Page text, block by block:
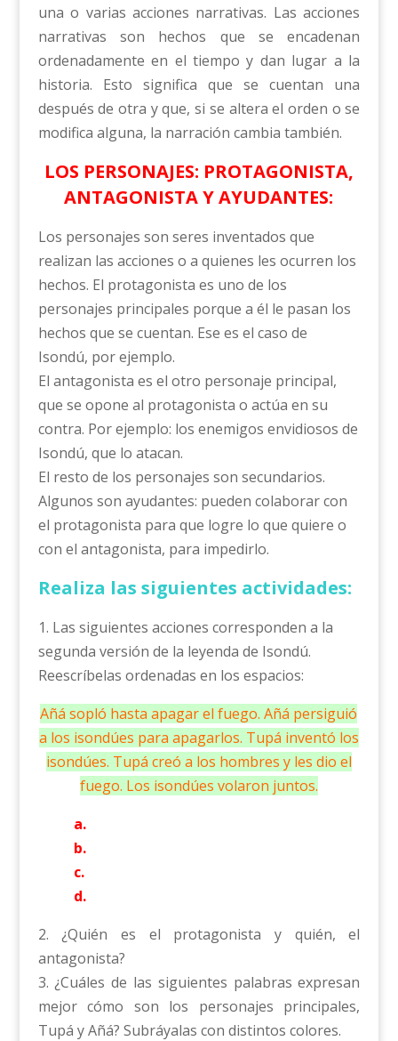
una o varias acciones narrativas. Las acciones
narrativas son hechos que se encadenan
ordenadamente en el tiempo y dan lugar a la
historia. Esto significa que se cuentan una
después de otra y que, si se altera el orden o se
modifica alguna, la narración cambia también.
LOS PERSONAJES: PROTAGONISTA,
ANTAGONISTA Y AYUDANTES:
Los personajes son seres inventados que
realizan las acciones o a quienes les ocurren los
hechos. El protagonista es uno de los
personajes principales porque a él le pasan los
hechos que se cuentan. Ese es el caso de
Isondú, por ejemplo.
El antagonista es el otro personaje principal,
que se opone al protagonista o actúa en su
contra. Por ejemplo: los enemigos envidiosos de
Isondú, que lo atacan.
El resto de los personajes son secundarios.
Algunos son ayudantes: pueden colaborar con
el protagonista para que logre lo que quiere o
con el antagonista, para impedirlo.
Realiza las siguientes actividades:
1. Las siguientes acciones corresponden a la
segunda versión de la leyenda de Isondú.
Reescríbelas ordenadas en los espacios:
Añá sopló hasta apagar el fuego. Añá persiguió
a los isondúes para apagarlos. Tupá inventó los
isondúes. Tupá creó a los hombres y les dio el
fuego. Los isondúes volaron juntos.
a.
b.
c.
d.
2. ¿Quién es el protagonista y quién, el
antagonista?
3. ¿Cuáles de las siguientes palabras expresan
mejor cómo son los personajes principales,
Tupá y Añá? Subráyalas con distintos colores.